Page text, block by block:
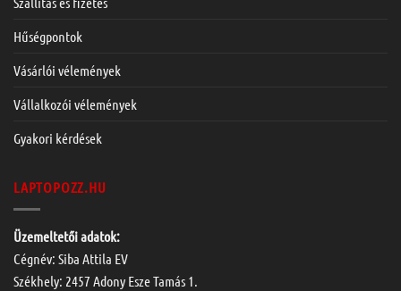
Hűségpontok
Vásárlói vélemények
Vállalkozói vélemények
Gyakori kérdések
LAPTOPOZZ.HU
Üzemeltetői adatok:
Cégnév: Siba Attila EV
Székhely: 2457 Adony Esze Tamás 1.